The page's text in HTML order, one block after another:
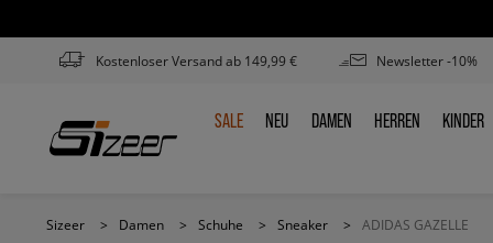
Kostenloser Versand ab 149,99 € Newsletter -10%
SALE
SALE NEU
NEU DAMEN
DAMEN HERREN
HERREN KINDER
KINDER
Sizeer > Damen > Schuhe > Sneaker > ADIDAS GAZELLE